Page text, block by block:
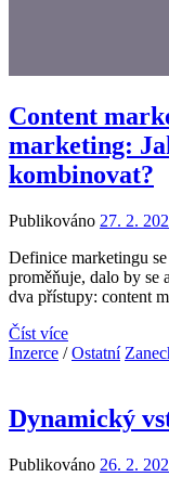
Content
marketing:
kombinovat?
Publikováno 27. 2.
Definice marketingu
proměňuje, dalo by se
dva přístupy: content
Číst více
Inzerce /Ostatní
Dynamický
Publikováno 26. 2.